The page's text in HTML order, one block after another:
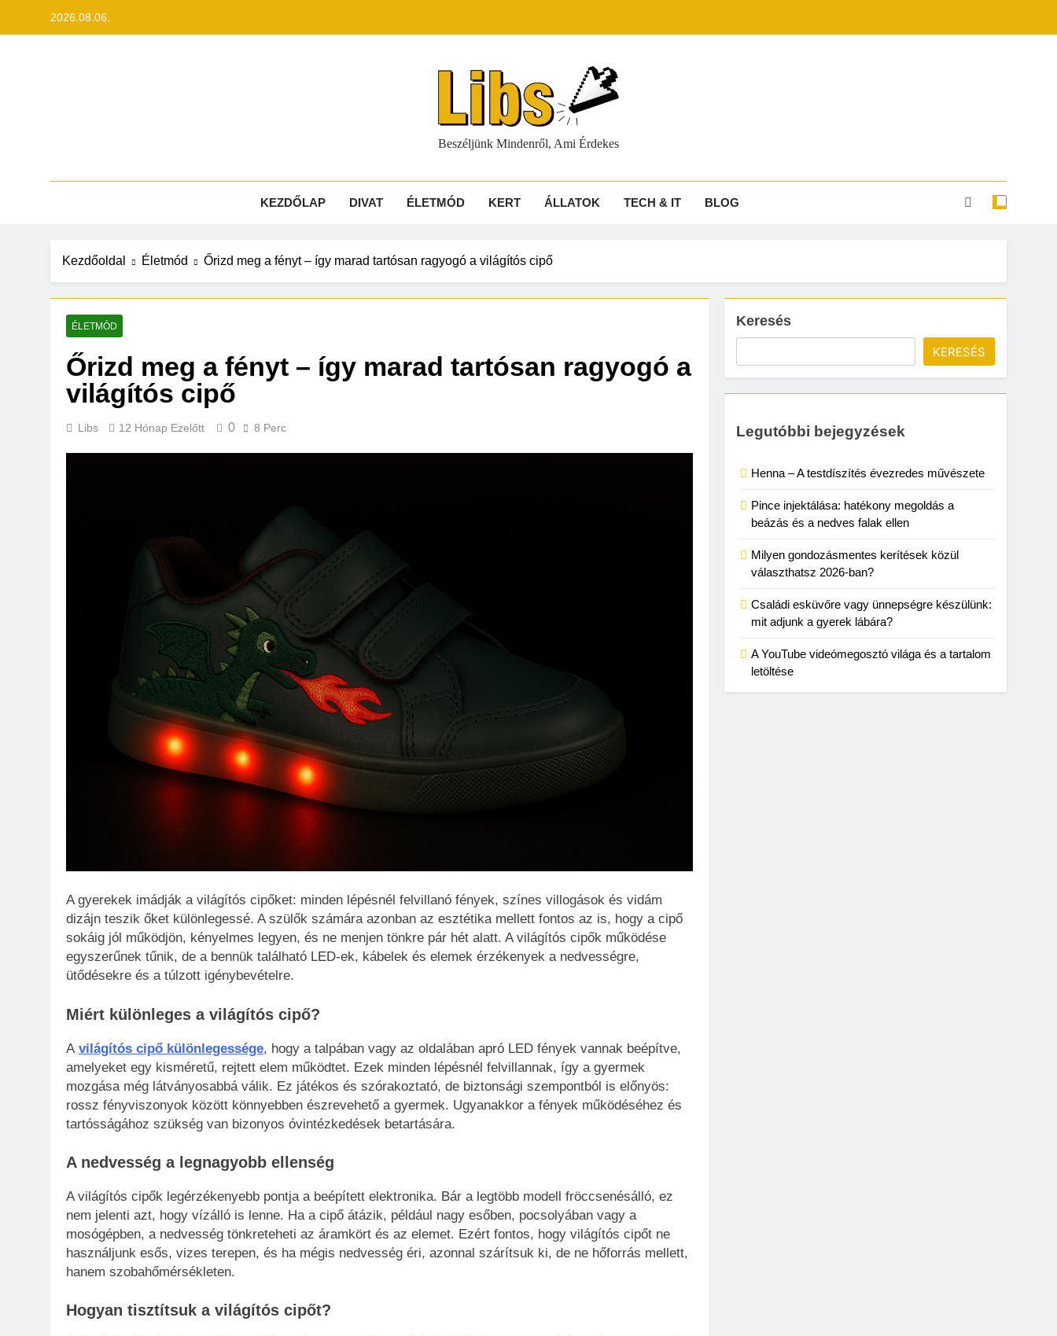
2026.08.06.
Beszéljünk Mindenről, Ami Érdekes
KEZDŐLAP DIVAT ÉLETMÓD KERT ÁLLATOK TECH & IT BLOG
Kezdőoldal Életmód Őrizd meg a fényt – így marad tartósan ragyogó a világítós cipő
ÉLETMÓD
Őrizd meg a fényt – így marad tartósan ragyogó a
világítós cipő
Libs 12 Hónap Ezelőtt 0 8 Perc
A gyerekek imádják a világítós cipőket: minden lépésnél felvillanó fények, színes villogások és vidám
dizájn teszik őket különlegessé. A szülők számára azonban az esztétika mellett fontos az is, hogy a cipő
sokáig jól működjön, kényelmes legyen, és ne menjen tönkre pár hét alatt. A világítós cipők működése
egyszerűnek tűnik, de a bennük található LED-ek, kábelek és elemek érzékenyek a nedvességre,
ütődésekre és a túlzott igénybevételre.
Miért különleges a világítós cipő?
A világítós cipő különlegessége, hogy a talpában vagy az oldalában apró LED fények vannak beépítve,
amelyeket egy kisméretű, rejtett elem működtet. Ezek minden lépésnél felvillannak, így a gyermek
mozgása még látványosabbá válik. Ez játékos és szórakoztató, de biztonsági szempontból is előnyös:
rossz fényviszonyok között könnyebben észrevehető a gyermek. Ugyanakkor a fények működéséhez és
tartósságához szükség van bizonyos óvintézkedések betartására.
A nedvesség a legnagyobb ellenség
A világítós cipők legérzékenyebb pontja a beépített elektronika. Bár a legtöbb modell fröccsenésálló, ez
nem jelenti azt, hogy vízálló is lenne. Ha a cipő átázik, például nagy esőben, pocsolyában vagy a
mosógépben, a nedvesség tönkreteheti az áramkört és az elemet. Ezért fontos, hogy világítós cipőt ne
használjunk esős, vizes terepen, és ha mégis nedvesség éri, azonnal szárítsuk ki, de ne hőforrás mellett,
hanem szobahőmérsékleten.
Hogyan tisztítsuk a világítós cipőt?
Keresés
KERESÉS
Legutóbbi bejegyzések
Henna – A testdíszítés évezredes művészete
Pince injektálása: hatékony megoldás a
beázás és a nedves falak ellen
Milyen gondozásmentes kerítések közül
választhatsz 2026-ban?
Családi esküvőre vagy ünnepségre készülünk:
mit adjunk a gyerek lábára?
A YouTube videómegosztó világa és a tartalom
letöltése